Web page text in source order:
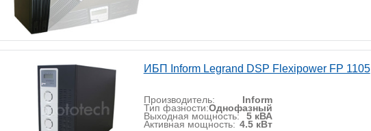
ИБП Inform Legrand DSP Flexipower FP 1105
Производитель: Inform
Тип фазности:Однофазный
Выходная мощность: 5 кВА
Активная мощность: 4.5 кВт